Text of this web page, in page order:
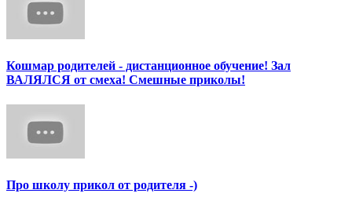
Кошмар родителей - дистанционное обучение! Зал
ВАЛЯЛСЯ от смеха! Смешные приколы!
Про школу прикол от родителя -)